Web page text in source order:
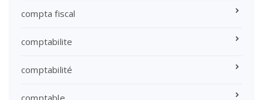
compta fiscal
comptabilite
comptabilité